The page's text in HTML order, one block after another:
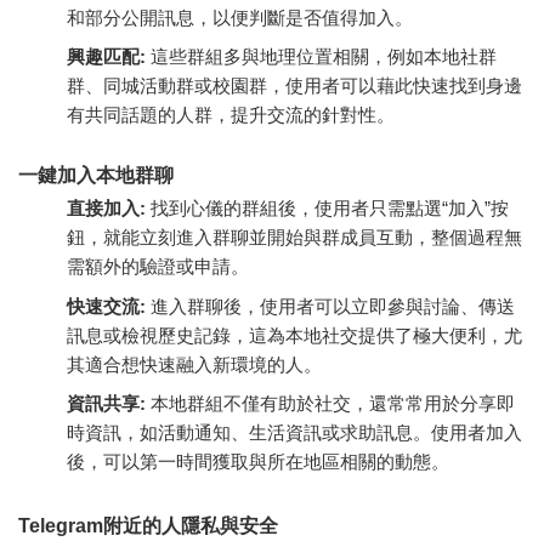
和部分公開訊息，以便判斷是否值得加入。
興趣匹配: 這些群組多與地理位置相關，例如本地社群
群、同城活動群或校園群，使用者可以藉此快速找到身邊
有共同話題的人群，提升交流的針對性。
一鍵加入本地群聊
直接加入: 找到心儀的群組後，使用者只需點選“加入”按
鈕，就能立刻進入群聊並開始與群成員互動，整個過程無
需額外的驗證或申請。
快速交流: 進入群聊後，使用者可以立即參與討論、傳送
訊息或檢視歷史記錄，這為本地社交提供了極大便利，尤
其適合想快速融入新環境的人。
資訊共享: 本地群組不僅有助於社交，還常常用於分享即
時資訊，如活動通知、生活資訊或求助訊息。使用者加入
後，可以第一時間獲取與所在地區相關的動態。
Telegram附近的人隱私與安全